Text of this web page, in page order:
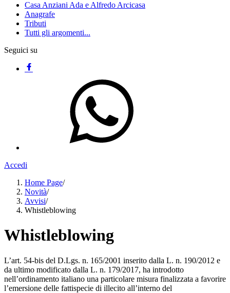
Casa Anziani Ada e Alfredo Arcicasa
Anagrafe
Tributi
Tutti gli argomenti...
Seguici su
Accedi
Home Page/
Novità/
Avvisi/
Whistleblowing
Whistleblowing
L’art. 54-bis del D.Lgs. n. 165/2001 inserito dalla L. n. 190/2012 e
da ultimo modificato dalla L. n. 179/2017, ha introdotto
nell’ordinamento italiano una particolare misura finalizzata a favorire
l’emersione delle fattispecie di illecito all’interno del